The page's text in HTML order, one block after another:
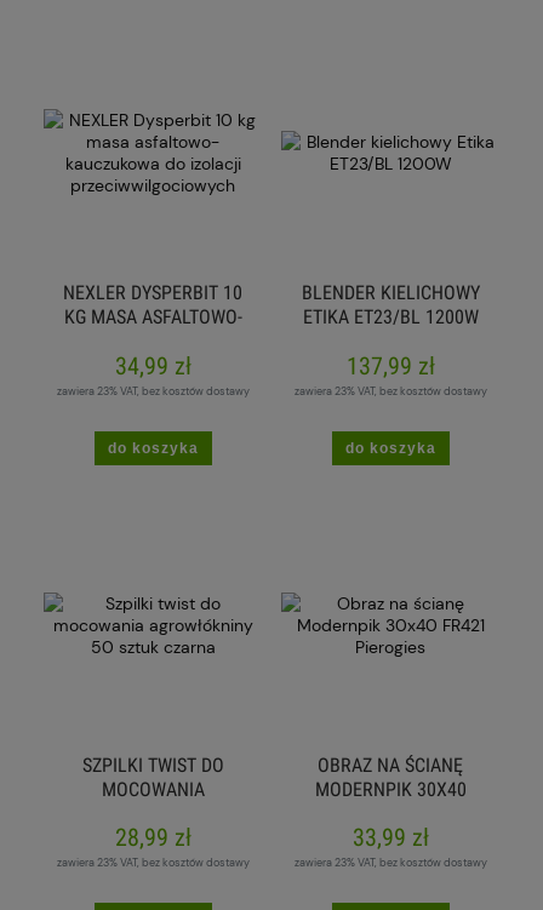
NEXLER DYSPERBIT 10
KG MASA ASFALTOWO-
IZOLACJI
PRZECIWWILGOCIOWYCH
34,99 zł
zawiera 23% VAT, bez kosztów dostawy
do koszyka
BLENDER KIELICHOWY
ETIKA ET23/BL 1200W
137,99 zł
zawiera 23% VAT, bez kosztów dostawy
do koszyka
SZPILKI TWIST DO
MOCOWANIA
SZTUK CZARNA
28,99 zł
zawiera 23% VAT, bez kosztów dostawy
OBRAZ NA ŚCIANĘ
MODERNPIK 30X40
33,99 zł
zawiera 23% VAT, bez kosztów dostawy